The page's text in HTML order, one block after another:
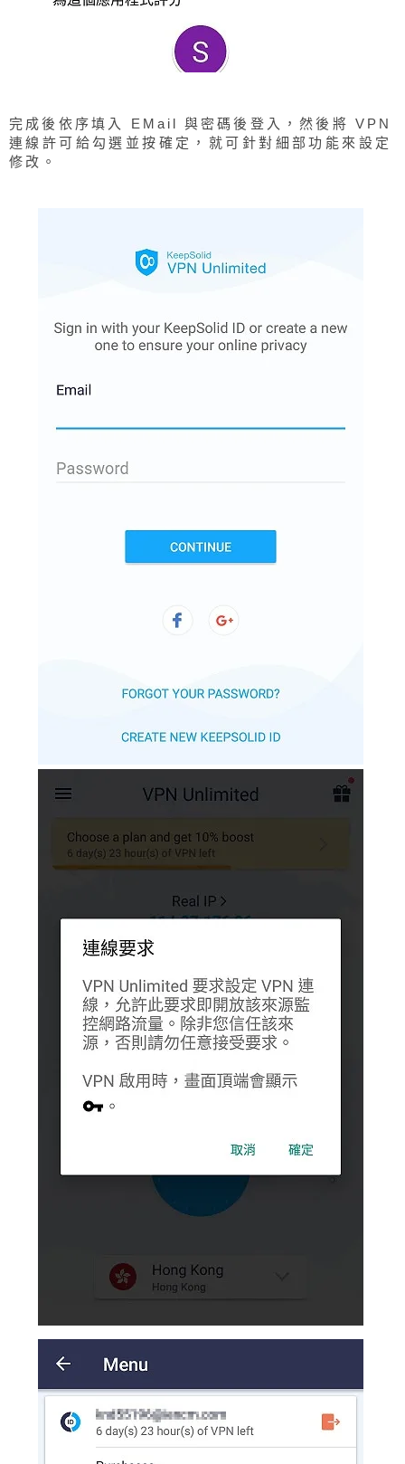
完成後依序填入 EMail 與密碼後登入，然後將 VPN
連線許可給勾選並按確定，就可針對細部功能來設定
修改。